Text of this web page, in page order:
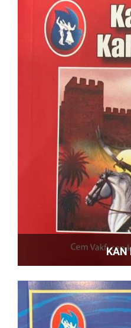
KAN